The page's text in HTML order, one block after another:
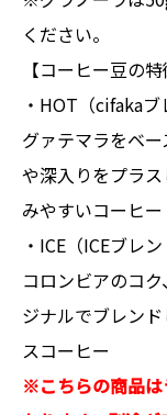
ください。
【コーヒー豆の特
・HOT（cifakaブ
グァテマラをベ
や深入りをプラ
みやすいコーヒー
・ICE（ICEブレン
コロンビアのコ
ジナルでブレン
スコーヒー
※こちらの商品は